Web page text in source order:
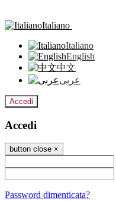
Italiano
Italiano
English
中文
عربى
Accedi
Accedi
button close ×
Password dimenticata?